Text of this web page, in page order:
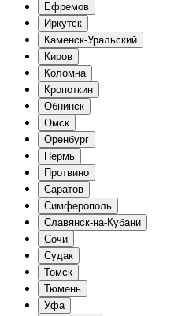
Ефремов
Иркутск
Каменск-Уральский
Киров
Коломна
Кропоткин
Обнинск
Омск
Оренбург
Пермь
Протвино
Саратов
Симферополь
Славянск-на-Кубани
Сочи
Судак
Томск
Тюмень
Уфа